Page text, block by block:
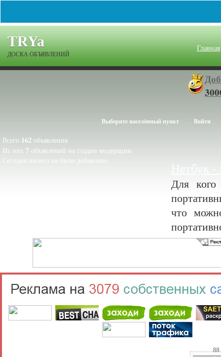
TRYa
ДОСКА ОБЪЯВЛЕНИЙ
Главная
Выберите населённый пункт Войти
Всего 162 объявления
Из них 7 объявлений на стадии модерации
Сегодня ничего не было добавлено
Нетбук -
Для кого
что